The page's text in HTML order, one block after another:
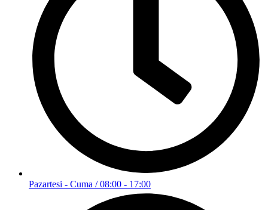
Pazartesi - Cuma / 08:00 - 17:00